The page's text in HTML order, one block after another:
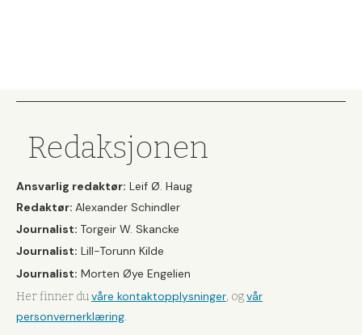
Redaksjonen
Ansvarlig redaktør: Leif Ø. Haug
Redaktør: Alexander Schindler
Journalist: Torgeir W. Skancke
Journalist: Lill-Torunn Kilde
Journalist: Morten Øye Engelien
Her finner duvåre kontaktopplysninger, ogvår
personvernerklæring.